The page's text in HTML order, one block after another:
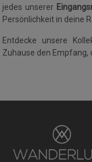
jedes unserer
Persönlichkeit in deine
Entdecke unsere
Zuhause den Empfang,